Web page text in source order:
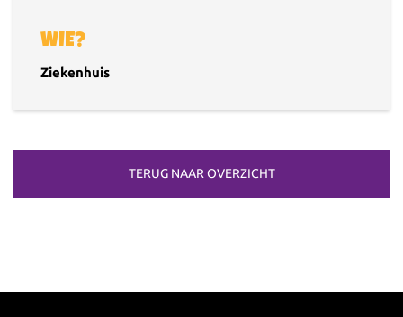
WIE?
Ziekenhuis
TERUG NAAR OVERZICHT